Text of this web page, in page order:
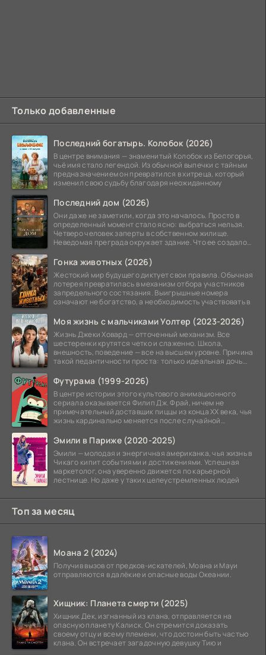
Только добавленные
Последний богатырь. Колобок (2026)
В центре внимания — знаменитый Колобок из Белогорья,
чьё имя стало легендой. Из обычной выпечки с тайным
предназначением он превратился в хитреца, который
изменил свою судьбу благодаря неожиданному
Последний дом (2026)
Они даже не заметили, когда это началось. Просто в
определенный момент стало ясно: выбраться нельзя.
Четверо человек заперты в собственном жилище.
Неведомая преграда окружает здание. Что ее создало
Гонка животных (2026)
Жестокий мир будущего диктует свои правила. Обычная
лотерея превратилась в механизм отбора участников
запредельного состязания. Выигрышные номера
означают не богатство, а необходимость участвовать в
Моя жизнь с мальчиками Уолтер (2023-2026)
Жизнь Джеки Ховард — отточенный механизм. Все
шестеренки крутятся четко и слаженно. Школа,
внешность, поведение — все на высшем уровне. Причина
такой педантичности проста: только идеальная дочь
Футурама (1999-2026)
В центре истории этого культового анимационного
сериала оказывается Филип Дж. Фрай, ничем не
примечательный доставщик пиццы из конца XX века, чья
жизнь кардинально меняется после случайной
Эмили в Париже (2020-2025)
Эмили — молодая и энергичная американка, чья жизнь в
Чикаго кипит событиями и достижениями. Успешная
маркетолог, она уверенно движется по карьерной
лестнице. Но даже у таких целеустремленных людей
Топ за месяц
Моана 2 (2024)
Получив вызов от предков-искателей, Моана и Мауи
отправляются в далёкие и опасные воды Океании.
Хищник: Планета смерти (2025)
Хищник Дек, изгнанный из клана, отправляется на
опасную планету Калиск. Он стремится доказать
своему отцу и всему племени, что достоин быть частью
клана. Он встречает загадочную девушку Тию и